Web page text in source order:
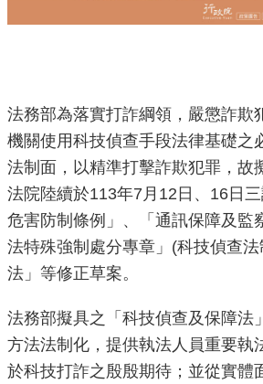
紹
資
訊
政
府
資
訊
公
重
點
法務部為落實打詐綱領，嚴懲詐欺
機關使用科技偵查手段法律基礎之
法制面，以精準打擊詐欺犯罪，故
法院陸續於113年7月12日、16日
危害防制條例」、「通訊保障及監
法特殊強制處分專章」(科技偵查法
法」等修正草案。
法務部擬具之「科技偵查及保障法
方法法制化，提供執法人員重要執
於科技打詐之殷殷期待；並從實體